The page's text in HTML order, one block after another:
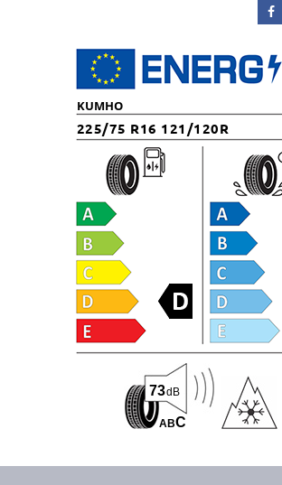
KUMHO
225/75 R16 121/120R
ABC
73dB